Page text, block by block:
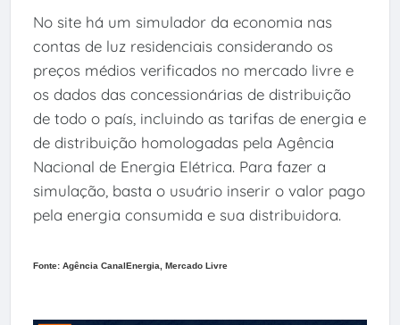
No site há um simulador da economia nas
contas de luz residenciais considerando os
preços médios verificados no mercado livre e
os dados das concessionárias de distribuição
de todo o país, incluindo as tarifas de energia e
de distribuição homologadas pela Agência
Nacional de Energia Elétrica. Para fazer a
simulação, basta o usuário inserir o valor pago
pela energia consumida e sua distribuidora.
Fonte: Agência CanalEnergia, Mercado Livre